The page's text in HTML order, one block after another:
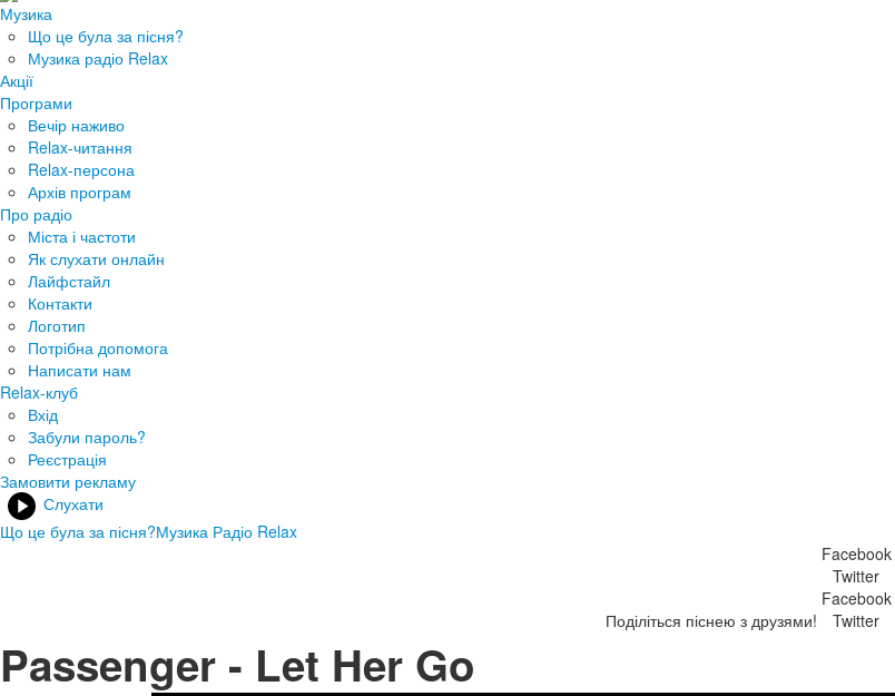
Музика
Що це була за пісня?
Музика радіо Relax
Акції
Програми
Вечір наживо
Relax-читання
Relax-персона
Архів програм
Про радіо
Міста і частоти
Як слухати онлайн
Лайфстайл
Контакти
Логотип
Потрібна допомога
Написати нам
Relax-клуб
Вхід
Забули пароль?
Реєстрація
Замовити рекламу
Слухати
Що це була за пісня?Музика Радіо Relax
Поділіться піснею з друзями!
Facebook
Twitter
Facebook
Twitter
Passenger - Let Her Go